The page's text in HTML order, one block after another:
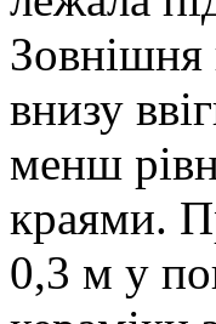
Зовнішня
внизу
менш
краями.
0,3 м у